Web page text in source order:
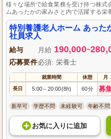
様々な場所で給食業務を受け持つ株式
ムあったかの家みさと内で活躍する栄
ー対応マニュアルを元にした研修制
ランスを重視したシフト制や産育休
環境で、おいしい給食を通して笑顔
提供しています。
特別養護老人ホーム あった
社員求人
給与 月給 190,000~
応募要件必須: 栄養士
就業時間 休憩 月
長日 5:00～ 20:00(8h) 60分 募
新卒可 学歴不問 未経験可 年齢不問
お気に入り に追加